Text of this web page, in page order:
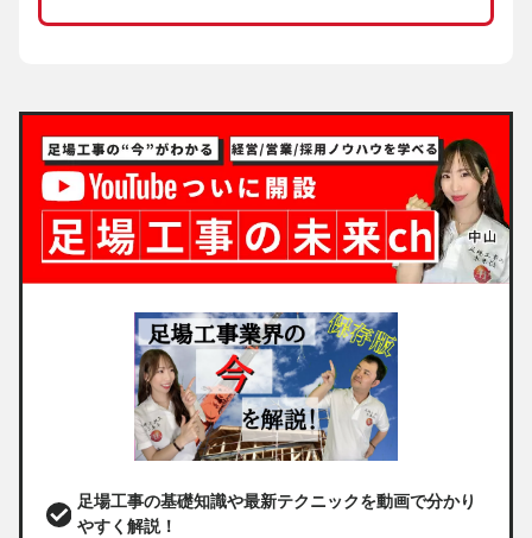
足場工事の基礎知識や最新テクニックを動画で分かり
やすく解説！